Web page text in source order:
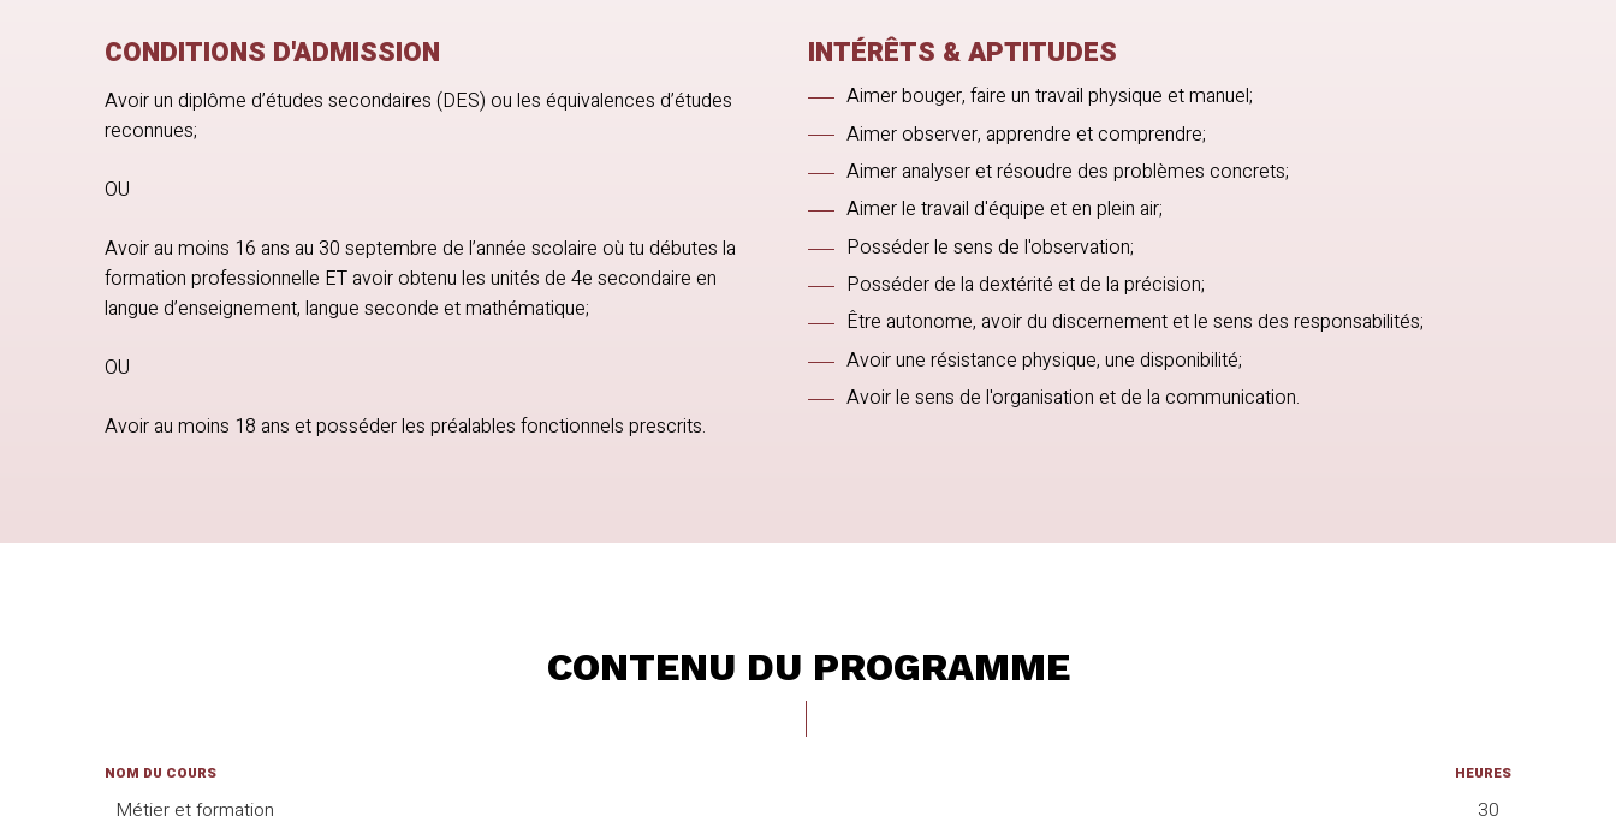
CONDITIONS D'ADMISSION
Avoir un diplôme d’études secondaires (DES) ou les équivalences d’études
reconnues;
OU
Avoir au moins 16 ans au 30 septembre de l’année scolaire où tu débutes la
formation professionnelle ET avoir obtenu les unités de 4e secondaire en
langue d’enseignement, langue seconde et mathématique;
OU
Avoir au moins 18 ans et posséder les préalables fonctionnels prescrits.
INTÉRÊTS & APTITUDES
Aimer bouger, faire un travail physique et manuel;
Aimer observer, apprendre et comprendre;
Aimer analyser et résoudre des problèmes concrets;
Aimer le travail d'équipe et en plein air;
Posséder le sens de l'observation;
Posséder de la dextérité et de la précision;
Être autonome, avoir du discernement et le sens des responsabilités;
Avoir une résistance physique, une disponibilité;
Avoir le sens de l'organisation et de la communication.
CONTENU DU PROGRAMME
NOM DU COURS HEURES
Métier et formation
30